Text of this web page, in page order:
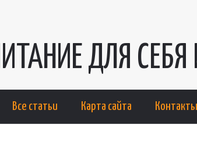
ДЛЯ
Все статьи Карта сайта Контакты